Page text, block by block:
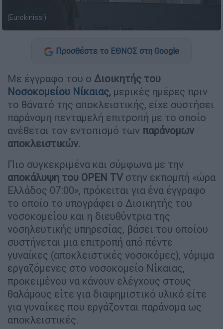
(Eurokinissi)
Προσθέστε το ΕΘΝΟΣ στη Google
Με έγγραφο του ο Διοικητής του
Νοσοκομείου Νίκαιας, μερικές ημέρες πριν
το θάνατό της αποκλειστικής, είχε συστήσει
παράνομη πενταμελή επιτροπή με το οποίο
ανέθεται τον εντοπισμό των παράνομων
αποκλειστικών.
Πιο συγκεκριμένα και σύμφωνα με την
αποκάλυψη του OPEN TV στην εκπομπή «ώρα
Ελλάδος 07:00», πρόκειται για ένα έγγραφο
το οποίο το υπογράφει ο Διοικητής του
νοσοκομείου και η διευθύντρια της
νοσηλευτικής υπηρεσίας, βάσει του οποίου
συστήνεται μια επιτροπή από πέντε
γυναίκες (αποκλειστικές νοσοκόμες), νόμιμα
εργαζόμενες στο νοσοκομείο Νίκαιας,
προκειμένου να κάνουν ελέγχους στους
θαλάμους είτε για διαφημιστικό υλικό είτε
για γυναίκες που εργάζονται παράνομα ως
αποκλειστικές.